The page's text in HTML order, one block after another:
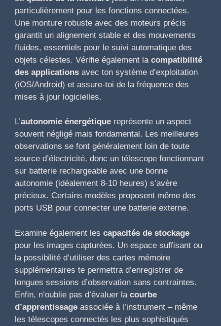
particulièrement pour les fonctions connectées.
Une monture robuste avec des moteurs précis
garantit un alignement stable et des mouvements
fluides, essentiels pour le suivi automatique des
objets célestes. Vérifie également la compatibilité
des applications avec ton système d’exploitation
(iOS/Android) et assure-toi de la fréquence des
mises à jour logicielles.
L’autonomie énergétique représente un aspect
souvent négligé mais fondamental. Les meilleures
observations se font généralement loin de toute
source d’électricité, donc un télescope fonctionnant
sur batterie rechargeable avec une bonne
autonomie (idéalement 8-10 heures) s’avère
précieux. Certains modèles proposent même des
ports USB pour connecter une batterie externe.
Examine également les capacités de stockage
pour les images capturées. Un espace suffisant ou
la possibilité d’utiliser des cartes mémoire
supplémentaires te permettra d’enregistrer de
longues sessions d’observation sans contraintes.
Enfin, n’oublie pas d’évaluer la courbe
d’apprentissage associée à l’instrument – même
les télescopes connectés les plus sophistiqués